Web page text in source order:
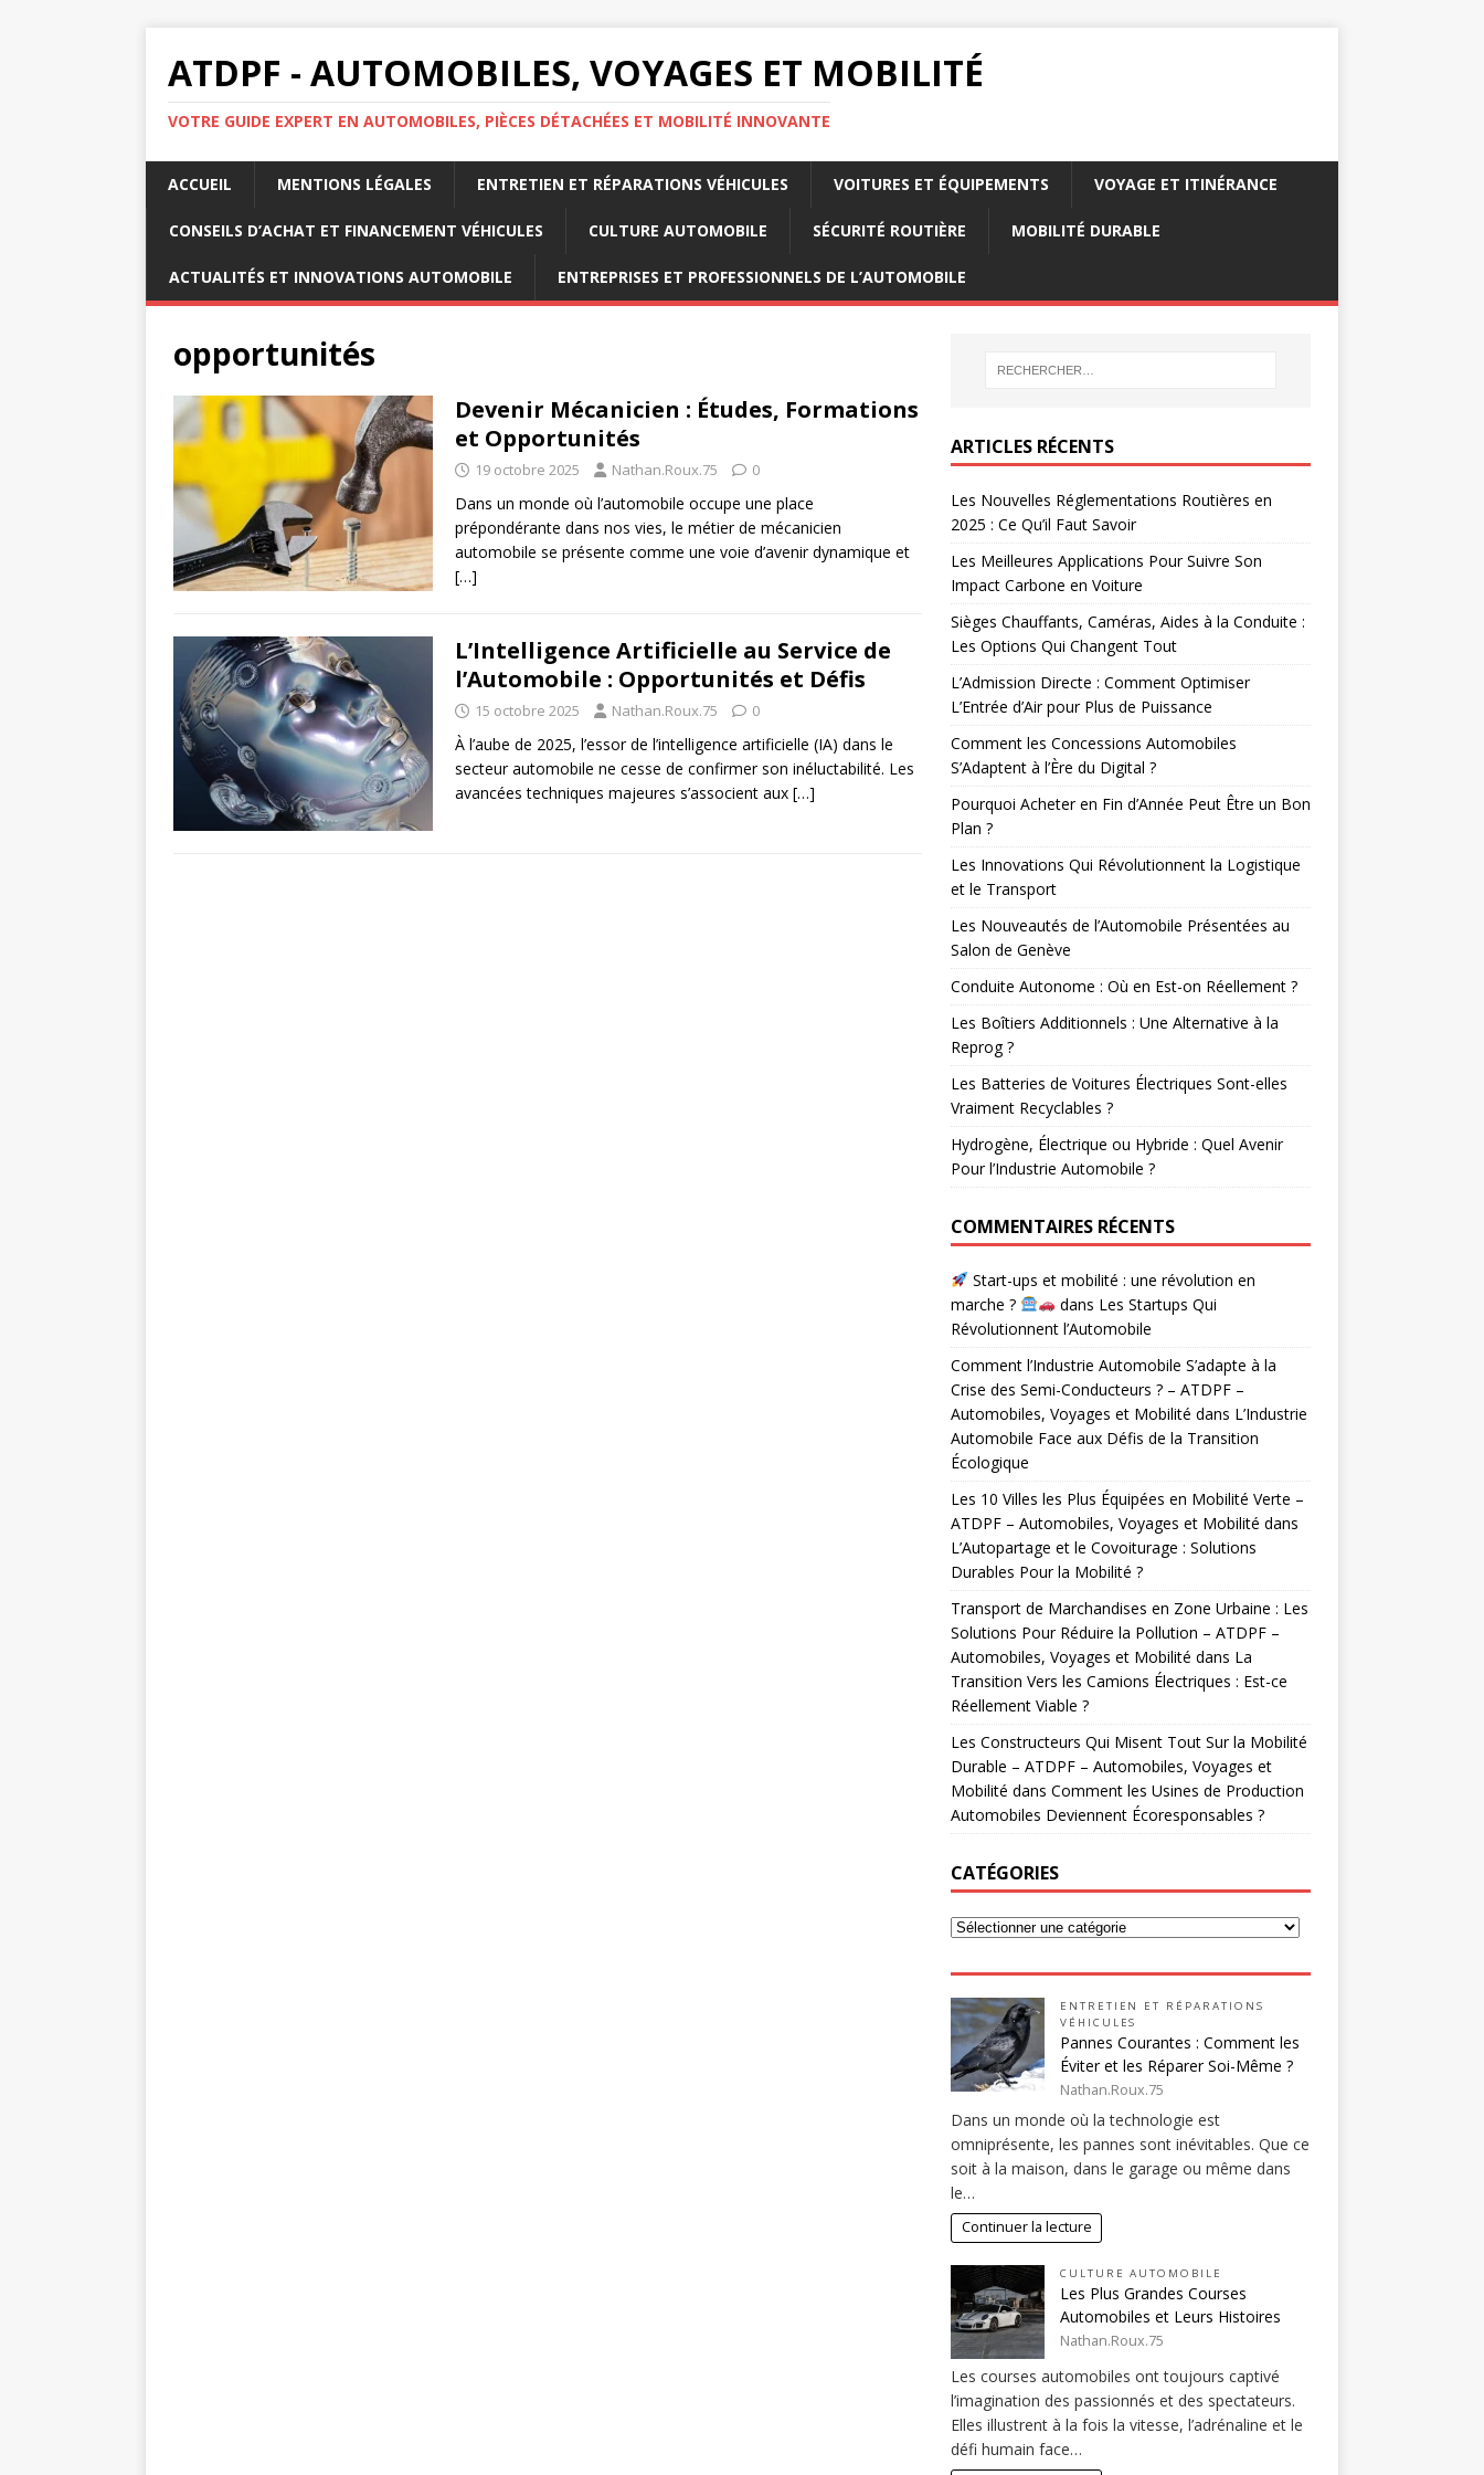
ATDPF - AUTOMOBILES, VOYAGES ET MOBILITÉ
VOTRE GUIDE EXPERT EN AUTOMOBILES, PIÈCES DÉTACHÉES ET MOBILITÉ INNOVANTE
ACCUEIL MENTIONS LÉGALES ENTRETIEN ET RÉPARATIONS VÉHICULES VOITURES ET ÉQUIPEMENTS VOYAGE ET ITINÉRANCE
CONSEILS D’ACHAT ET FINANCEMENT VÉHICULES CULTURE AUTOMOBILE SÉCURITÉ ROUTIÈRE MOBILITÉ DURABLE
ACTUALITÉS ET INNOVATIONS AUTOMOBILE ENTREPRISES ET PROFESSIONNELS DE L’AUTOMOBILE
opportunités
Devenir Mécanicien : Études, Formations
et Opportunités
19 octobre 2025 Nathan.Roux.75 0
Dans un monde où l’automobile occupe une place
prépondérante dans nos vies, le métier de mécanicien
automobile se présente comme une voie d’avenir dynamique et
[…]
L’Intelligence Artificielle au Service de
l’Automobile : Opportunités et Défis
15 octobre 2025 Nathan.Roux.75 0
À l’aube de 2025, l’essor de l’intelligence artificielle (IA) dans le
secteur automobile ne cesse de confirmer son inéluctabilité. Les
avancées techniques majeures s’associent aux […]
ARTICLES RÉCENTS
Les Nouvelles Réglementations Routières en
2025 : Ce Qu’il Faut Savoir
Les Meilleures Applications Pour Suivre Son
Impact Carbone en Voiture
Sièges Chauffants, Caméras, Aides à la Conduite :
Les Options Qui Changent Tout
L’Admission Directe : Comment Optimiser
L’Entrée d’Air pour Plus de Puissance
Comment les Concessions Automobiles
S’Adaptent à l’Ère du Digital ?
Pourquoi Acheter en Fin d’Année Peut Être un Bon
Plan ?
Les Innovations Qui Révolutionnent la Logistique
et le Transport
Les Nouveautés de l’Automobile Présentées au
Salon de Genève
Conduite Autonome : Où en Est-on Réellement ?
Les Boîtiers Additionnels : Une Alternative à la
Reprog ?
Les Batteries de Voitures Électriques Sont-elles
Vraiment Recyclables ?
Hydrogène, Électrique ou Hybride : Quel Avenir
Pour l’Industrie Automobile ?
COMMENTAIRES RÉCENTS
Start-ups et mobilité : une révolution en
marche ?
dans Les Startups Qui
Révolutionnent l’Automobile
Comment l’Industrie Automobile S’adapte à la
Crise des Semi-Conducteurs ? – ATDPF –
Automobiles, Voyages et Mobilité dans L’Industrie
Automobile Face aux Défis de la Transition
Écologique
Les 10 Villes les Plus Équipées en Mobilité Verte –
ATDPF – Automobiles, Voyages et Mobilité dans
L’Autopartage et le Covoiturage : Solutions
Durables Pour la Mobilité ?
Transport de Marchandises en Zone Urbaine : Les
Solutions Pour Réduire la Pollution – ATDPF –
Automobiles, Voyages et Mobilité dans La
Transition Vers les Camions Électriques : Est-ce
Réellement Viable ?
Les Constructeurs Qui Misent Tout Sur la Mobilité
Durable – ATDPF – Automobiles, Voyages et
Mobilité dans Comment les Usines de Production
Automobiles Deviennent Écoresponsables ?
CATÉGORIES
ENTRETIEN ET RÉPARATIONS
VÉHICULES
Pannes Courantes : Comment les
Éviter et les Réparer Soi-Même ?
Nathan.Roux.75
Dans un monde où la technologie est
omniprésente, les pannes sont inévitables. Que ce
soit à la maison, dans le garage ou même dans
le…
Continuer la lecture
CULTURE AUTOMOBILE
Les Plus Grandes Courses
Automobiles et Leurs Histoires
Nathan.Roux.75
Les courses automobiles ont toujours captivé
l’imagination des passionnés et des spectateurs.
Elles illustrent à la fois la vitesse, l’adrénaline et le
défi humain face…